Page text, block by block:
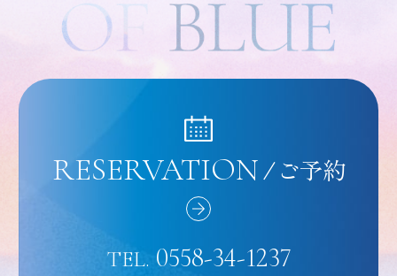
RESERVATION/ご予約
TEL. 0558-34-1237